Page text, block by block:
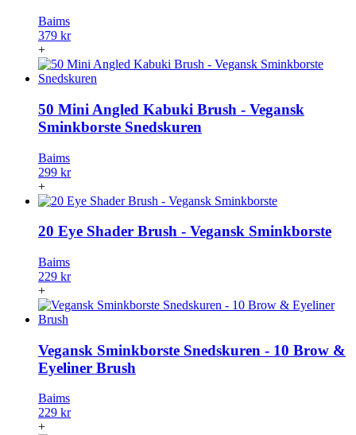
Baims
379 kr
+
50 Mini Angled Kabuki Brush - Vegansk
Sminkborste Snedskuren
Baims
299 kr
+
20 Eye Shader Brush - Vegansk Sminkborste
Baims
229 kr
+
Vegansk Sminkborste Snedskuren - 10 Brow &
Eyeliner Brush
Baims
229 kr
+